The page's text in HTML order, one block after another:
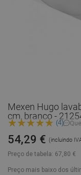
Mexen Hugo
cm, branco -
(4)
Preço de tabela: 67,80 €
54,29 € (incluindo
Preço mais baixo dos